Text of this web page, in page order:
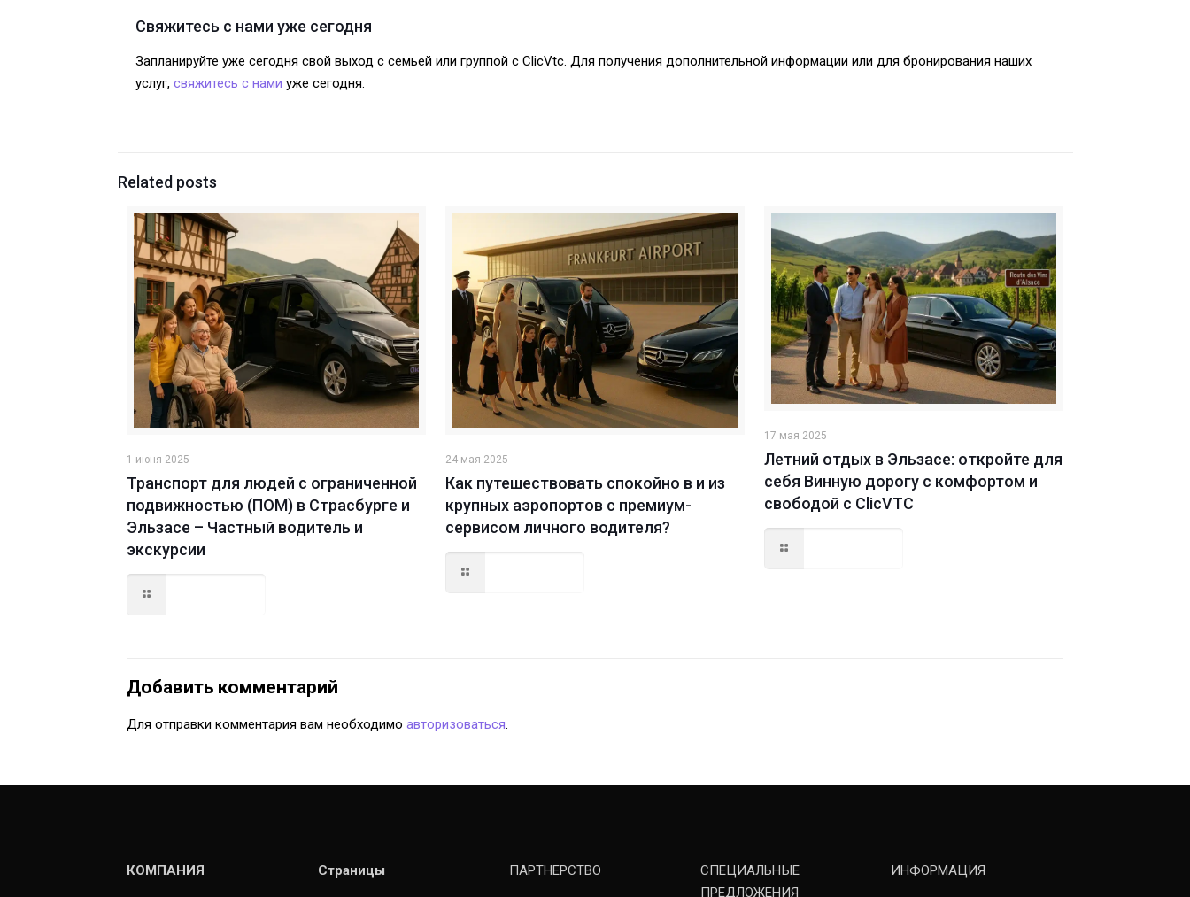
Свяжитесь с нами уже сегодня
Запланируйте уже сегодня свой выход с семьей или группой с ClicVtc. Для получения дополнительной информации или для бронирования наших
услуг,свяжитесь с нами уже сегодня.
Related posts
1 июня 2025
Транспорт для людей с ограниченной
подвижностью (ПОМ) в Страсбурге и
Эльзасе – Частный водитель и
экскурсии
24 мая 2025
Как путешествовать спокойно в и из
крупных аэропортов с премиум-
сервисом личного водителя?
17 мая 2025
Летний отдых в Эльзасе: откройте для
себя Винную дорогу с комфортом и
свободой с ClicVTC
Добавить комментарий
Для отправки комментария вам необходимоавторизоваться
КОМПАНИЯ Страницы ПАРТНЕРСТВО
СПЕЦИАЛЬНЫЕ
ПРЕДЛОЖЕНИЯ
ИНФОРМАЦИЯ